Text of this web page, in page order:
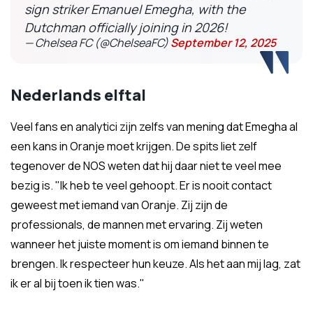
sign striker Emanuel Emegha, with the
Dutchman officially joining in 2026!
— Chelsea FC (@ChelseaFC)September 12, 2025
Nederlands elftal
Veel fans en analytici zijn zelfs van mening dat Emegha al
een kans in Oranje moet krijgen. De spits liet zelf
tegenover de NOS weten dat hij daar niet te veel mee
bezig is. "Ik heb te veel gehoopt. Er is nooit contact
geweest met iemand van Oranje. Zij zijn de
professionals, de mannen met ervaring. Zij weten
wanneer het juiste moment is om iemand binnen te
brengen. Ik respecteer hun keuze. Als het aan mij lag, zat
ik er al bij toen ik tien was."